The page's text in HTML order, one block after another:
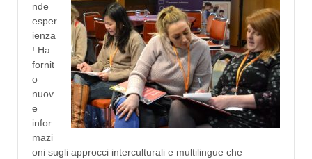
nde
esper
ienza
! Ha
fornit
o
nuov
e
infor
mazi
oni sugli approcci interculturali e multilingue che